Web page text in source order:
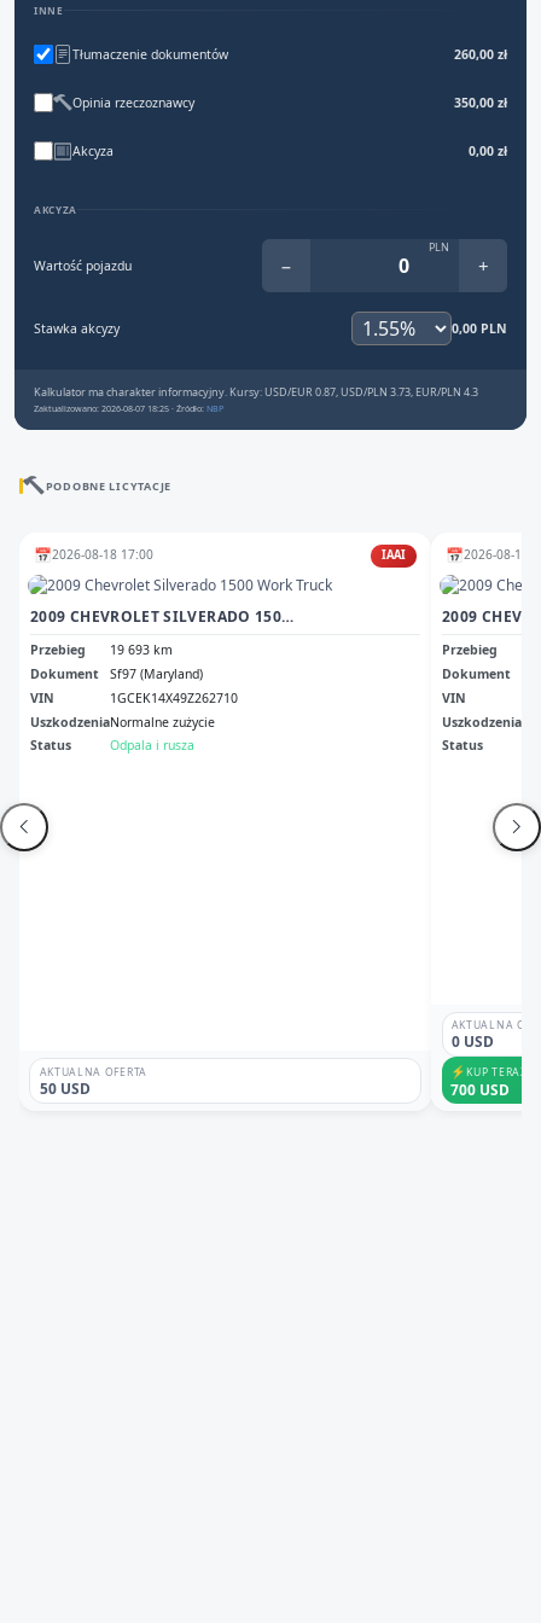
INNE
Tłumaczenie dokumentów 260,00 zł
Opinia rzeczoznawcy 350,00 zł
Akcyza 0,00 zł
AKCYZA
Wartość pojazdu −
PLN
+
Stawka akcyzy 0,00 PLN
Kalkulator ma charakter informacyjny. Kursy: USD/EUR 0.87, USD/PLN 3.73, EUR/PLN 4.3
Zaktualizowano: 2026-08-07 18:25 · Źródło: NBP
PODOBNE LICYTACJE
📅2026-08-18 17:00 IAAI
2009 CHEVROLET SILVERADO 1500 WORK TRUCK
Przebieg
19 693 km
Dokument
Sf97 (Maryland)
VIN
1GCEK14X49Z262710
UszkodzeniaNormalne zużycie
Status
Odpala i rusza
AKTUALNA OFERTA
50 USD
📅2026-08-11
2009
Przebieg
Dokument
VIN
Uszkodzenia
Status
AKTUALNA
0 USD
⚡KUP TERAZ
700 USD